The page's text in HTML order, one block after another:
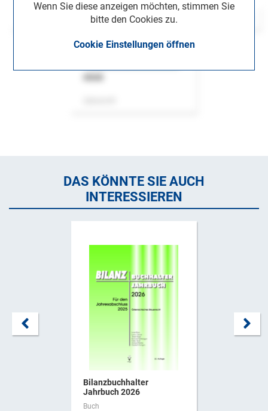
Wenn Sie diese anzeigen möchten, stimmen Sie
bitte den Cookies zu.
Cookie Einstellungen öffnen
DAS KÖNNTE SIE AUCH
INTERESSIEREN
Bilanzbuchhalter
Jahrbuch 2026
Buch